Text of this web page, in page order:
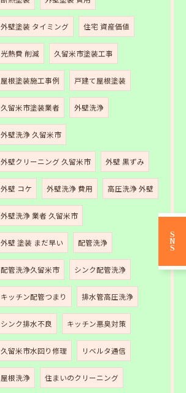
外壁塗装 タイミング 住宅 資産価値
光熱費 削減 久留米市塗装工事
屋根塗装施工事例 戸建て屋根塗装
久留米市塗装業者 外壁洗浄
外壁洗浄 久留米市
外壁クリーニング 久留米市 外壁 黒ずみ
外壁 コケ 外壁洗浄 費用 高圧洗浄 外壁
外壁洗浄 業者 久留米市
外壁 塗装 まだ早い 配管洗浄
配管洗浄久留米市 シンク配管洗浄
キッチン配管つまり 排水管高圧洗浄
シンク排水不良 キッチン悪臭対策
久留米市水回り修理 リベルタ通信
屋根洗浄 住まいのクリーニング
SNS